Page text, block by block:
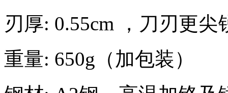
刃厚: 0.55cm ，刀刃更尖
重量: 650g（加包装）